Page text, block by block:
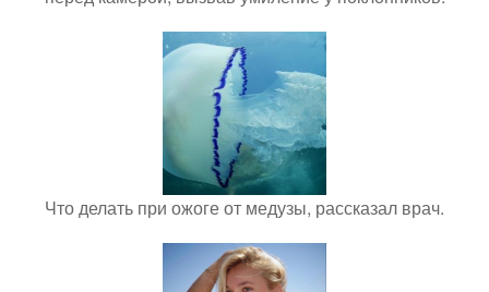
Что делать при ожоге от медузы, рассказал врач.